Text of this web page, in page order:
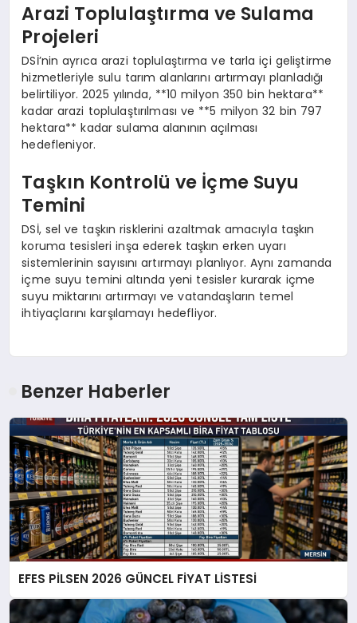
Arazi Toplulaştırma ve Sulama
Projeleri
DSİ’nin ayrıca arazi toplulaştırma ve tarla içi geliştirme
hizmetleriyle sulu tarım alanlarını artırmayı planladığı
belirtiliyor. 2025 yılında, **10 milyon 350 bin hektara**
kadar arazi toplulaştırılması ve **5 milyon 32 bin 797
hektara** kadar sulama alanının açılması
hedefleniyor.
Taşkın Kontrolü ve İçme Suyu
Temini
DSİ, sel ve taşkın risklerini azaltmak amacıyla taşkın
koruma tesisleri inşa ederek taşkın erken uyarı
sistemlerinin sayısını artırmayı planlıyor. Aynı zamanda
içme suyu temini altında yeni tesisler kurarak içme
suyu miktarını artırmayı ve vatandaşların temel
ihtiyaçlarını karşılamayı hedefliyor.
Benzer Haberler
EFES PİLSEN 2026 GÜNCEL FİYAT LİSTESİ